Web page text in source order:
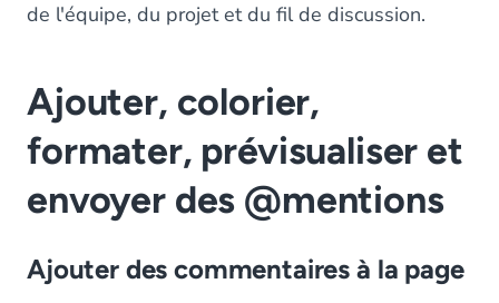
de l'équipe, du projet et du fil de discussion.
Ajouter, colorier,
formater, prévisualiser et
envoyer des @mentions
Ajouter des commentaires à la page